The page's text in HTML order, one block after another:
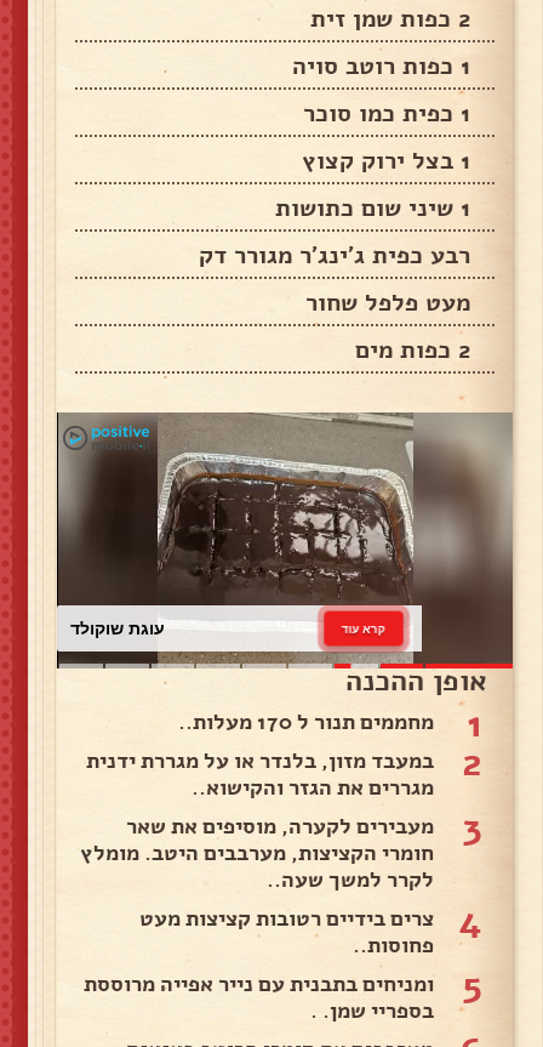
2 כפות שמן זית
1 כפות רוטב סויה
1 כפית כמו סוכר
1 בצל ירוק קצוץ
1 שיני שום כתושות
רבע כפית ג’ינג’ר מגורר דק
מעט פלפל שחור
2 כפות מים
עוגת שוקולד קרא עוד
אופן ההכנה
1 מחממים תנור ל 170 מעלות..
2
במעבד מזון, בלנדר או על מגררת ידנית
מגררים את הגזר והקישוא..
3
מעבירים לקערה, מוסיפים את שאר
חומרי הקציצות, מערבבים היטב. מומלץ
לקרר למשך שעה..
4
צרים בידיים רטובות קציצות מעט
פחוסות..
5
ומניחים בתבנית עם נייר אפייה מרוססת
בספריי שמן. .